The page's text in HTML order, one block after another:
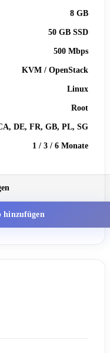
8 GB
50 GB SSD
500 Mbps
KVM / OpenStack
Linux
Root
DE, FR, GB, PL, SG
1 / 3 / 6 Monate
hinzufügen